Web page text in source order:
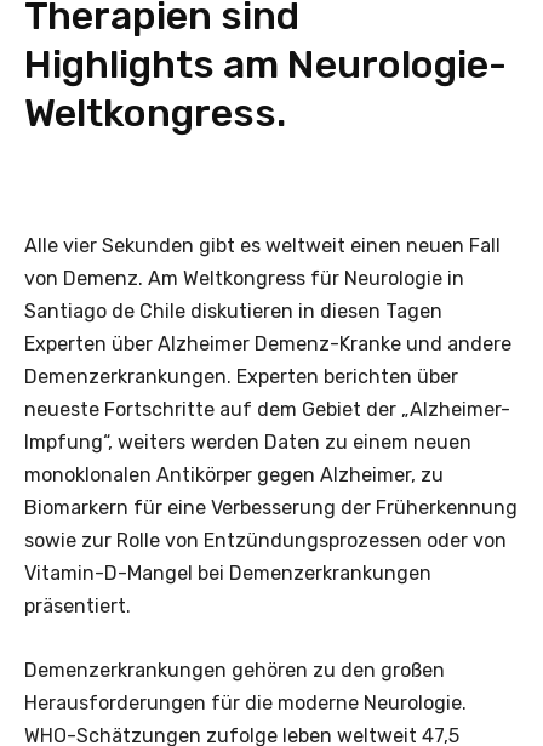
Therapien sind
Highlights am Neurologie-
Weltkongress.
Alle vier Sekunden gibt es weltweit einen neuen Fall
von Demenz. Am Weltkongress für Neurologie in
Santiago de Chile diskutieren in diesen Tagen
Experten über Alzheimer Demenz-Kranke und andere
Demenzerkrankungen. Experten berichten über
neueste Fortschritte auf dem Gebiet der „Alzheimer-
Impfung“, weiters werden Daten zu einem neuen
monoklonalen Antikörper gegen Alzheimer, zu
Biomarkern für eine Verbesserung der Früherkennung
sowie zur Rolle von Entzündungsprozessen oder von
Vitamin-D-Mangel bei Demenzerkrankungen
präsentiert.
Demenzerkrankungen gehören zu den großen
Herausforderungen für die moderne Neurologie.
WHO-Schätzungen zufolge leben weltweit 47,5